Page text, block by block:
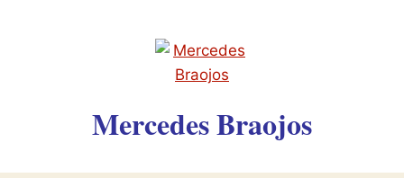
Mercedes Braojos